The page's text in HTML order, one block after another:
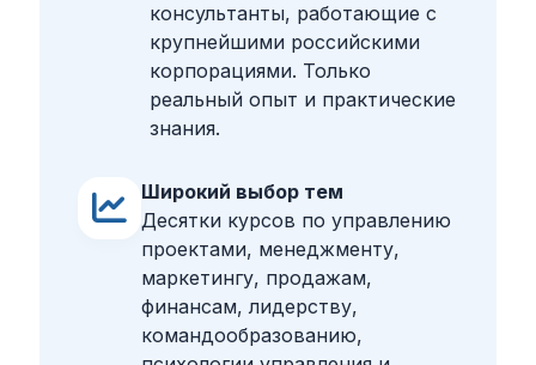
консультанты, работающие с
крупнейшими российскими
корпорациями. Только
реальный опыт и практические
знания.
Широкий выбор тем
Десятки курсов по управлению
проектами, менеджменту,
маркетингу, продажам,
финансам, лидерству,
командообразованию,